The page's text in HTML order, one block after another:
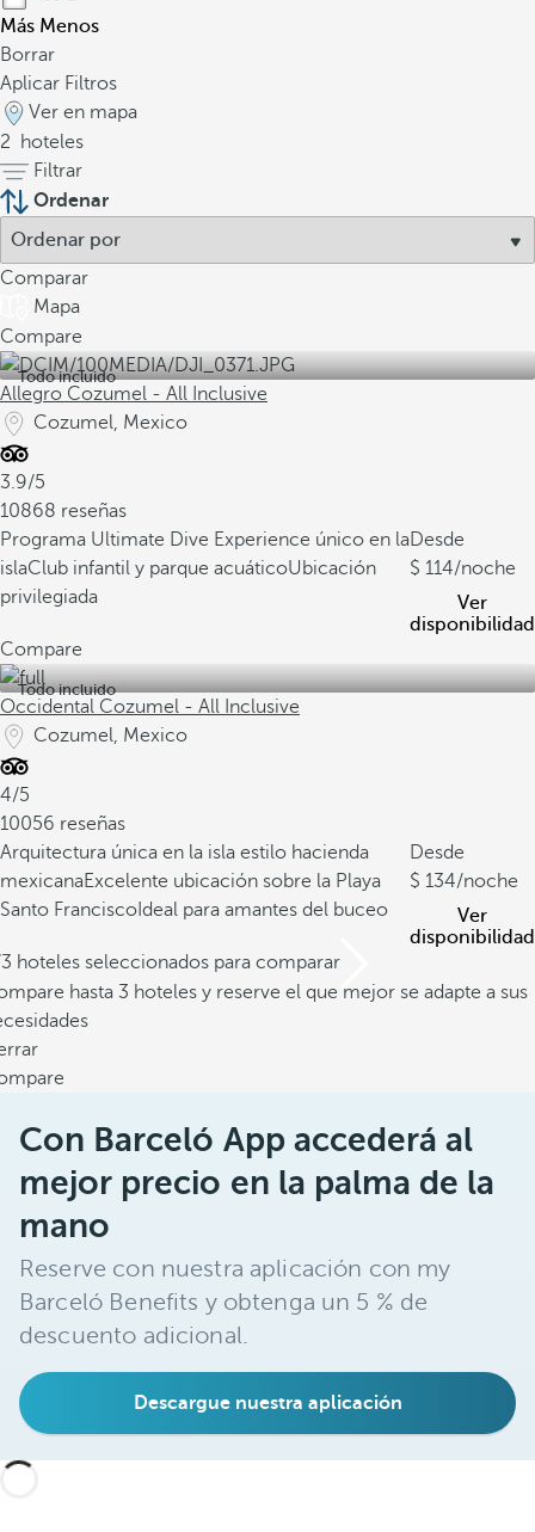
Más Menos
Borrar
Aplicar Filtros
Ver en mapa
2
hoteles
Filtrar
Ordenar
Comparar
Mapa
Compare
Todo incluido
Allegro Cozumel - All Inclusive
Cozumel, Mexico
3.9/5
10868 reseñas
Programa Ultimate Dive Experience único en la
islaClub infantil y parque acuáticoUbicación
privilegiada
Desde
114/noche
Ver
disponibilidad
Compare
Todo incluido
Occidental Cozumel - All Inclusive
Cozumel, Mexico
4/5
10056 reseñas
Arquitectura única en la isla estilo hacienda
mexicanaExcelente ubicación sobre la Playa
Santo Francisco Ideal para amantes del buceo
Desde
134/noche
Ver
disponibilidad
hoteles seleccionados para comparar
hasta 3 hoteles y reserve el que mejor se adapte a sus
Con Barceló App accederá al
mejor precio en la palma de la
mano
Reserve con nuestra aplicación con my
Barceló Benefits y obtenga un 5 % de
descuento adicional.
Descargue nuestra aplicación